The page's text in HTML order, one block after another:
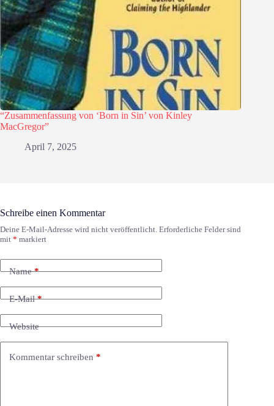
“Zusammenfassung von ‘Born in Sin’ von Kinley
MacGregor”
April 7, 2025
Schreibe einen Kommentar
Deine E-Mail-Adresse wird nicht veröffentlicht. Erforderliche Felder sind
mit * markiert
Name*
E-Mail*
Website
Kommentar schreiben *